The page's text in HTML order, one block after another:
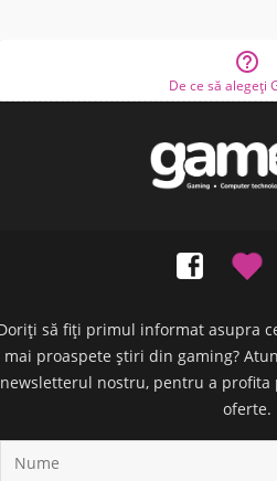

De ce să alegeți
să fiți primul informat asupra
mai proaspete știri din gaming?
newsletterul nostru, pentru a
oferte.